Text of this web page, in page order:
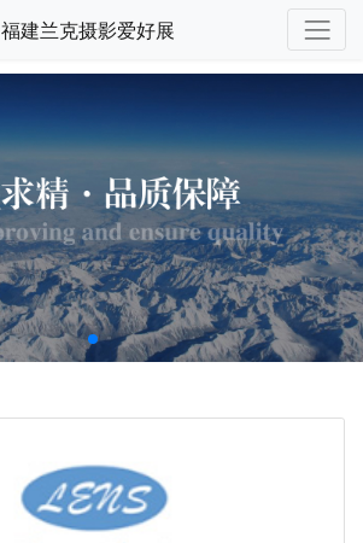
福建兰克摄影爱好展